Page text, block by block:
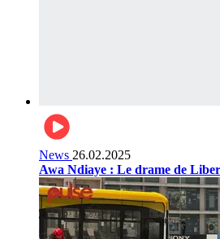
News 26.02.2025
Awa Ndiaye : Le drame de